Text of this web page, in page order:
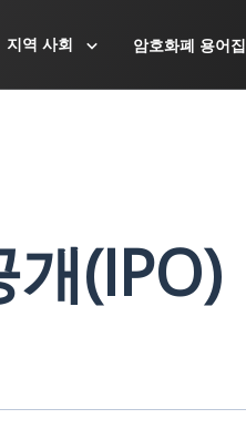
지역 사회 암호화폐 용어집
(IPO)